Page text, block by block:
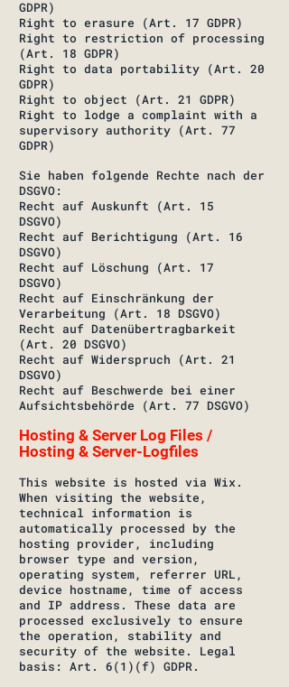
GDPR)
Right to erasure (Art. 17 GDPR)
Right to restriction of processing
(Art. 18 GDPR)
Right to data portability (Art. 20
GDPR)
Right to object (Art. 21 GDPR)
Right to lodge a complaint with a
supervisory authority (Art. 77
GDPR)
Sie haben folgende Rechte nach der
DSGVO:
Recht auf Auskunft (Art. 15
DSGVO)
Recht auf Berichtigung (Art. 16
DSGVO)
Recht auf Löschung (Art. 17
DSGVO)
Recht auf Einschränkung der
Verarbeitung (Art. 18 DSGVO)
Recht auf Datenübertragbarkeit
(Art. 20 DSGVO)
Recht auf Widerspruch (Art. 21
DSGVO)
Recht auf Beschwerde bei einer
Aufsichtsbehörde (Art. 77 DSGVO)
Hosting & Server Log Files /
Hosting & Server-Logfiles
This website is hosted via Wix.
When visiting the website,
technical information is
automatically processed by the
hosting provider, including
browser type and version,
operating system, referrer URL,
device hostname, time of access
and IP address. These data are
processed exclusively to ensure
the operation, stability and
security of the website. Legal
basis: Art. 6(1)(f) GDPR.